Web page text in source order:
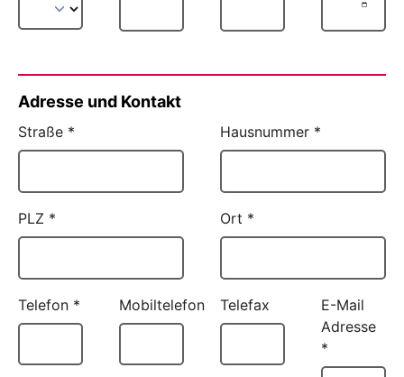
Adresse und Kontakt
Straße * Hausnummer *
PLZ * Ort *
Telefon * Mobiltelefon Telefax
E-Mail
Adresse
*